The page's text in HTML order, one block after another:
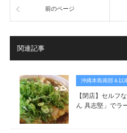
前のページ
関連記事
沖縄本島南部＆以
【閉店】セルフ
ん 具志堅」でラ